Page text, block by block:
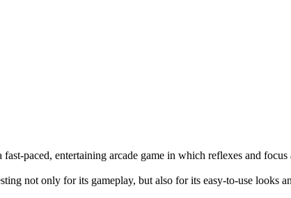
fast-paced, entertaining arcade game in which reflexes and
not only for its gameplay, but also for its easy-to-use looks